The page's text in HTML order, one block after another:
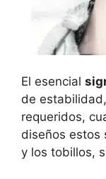
El esencial
de
requeridos,
diseños estos
y los tobillos,